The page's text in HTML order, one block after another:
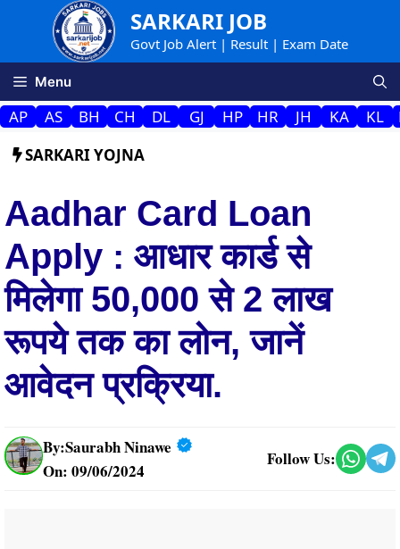
SARKARI JOB
Govt Job Alert | Result | Exam Date
Menu
AP AS BH CH DL GJ HP HR JH KA KL
SARKARI YOJNA
Aadhar Card Loan
Apply : आधार कार्ड से
मिलेगा 50,000 से 2 लाख
रूपये तक का लोन, जानें
आवेदन प्रक्रिया.
By:Saurabh Ninawe
On: 09/06/2024
Follow Us: